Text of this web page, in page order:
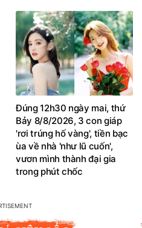
Đúng 12h30 ngày mai, thứ
Bảy 8/8/2026, 3 con giáp
'rơi trúng hố vàng', tiền bạc
ùa về nhà 'như lũ cuốn',
vươn mình thành đại gia
trong phút chốc